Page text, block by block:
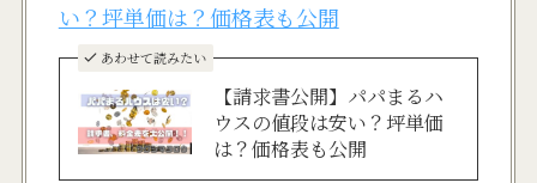
い？坪単価は？価格表も公開
あわせて読みたい
【請求書公開】パパまるハ
ウスの値段は安い？坪単価
は？価格表も公開